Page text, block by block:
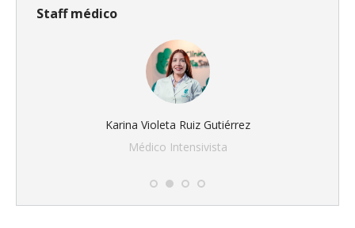
Staff médico
Karina Violeta Ruiz Gutiérrez
Médico Intensivista